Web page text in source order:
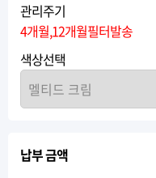
관리주기
4개월,12개월필터발송
색상선택
납부 금액